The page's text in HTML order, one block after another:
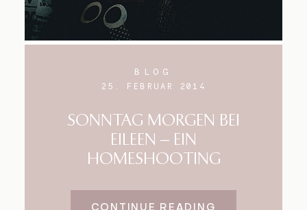
BLOG
25. FEBRUAR 2014
SONNTAG MORGEN BEI
EILEEN – EIN
HOMESHOOTING